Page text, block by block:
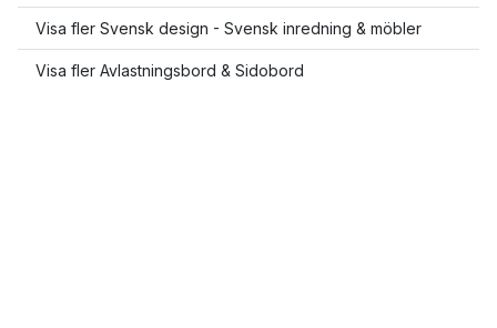
Visa fler Svensk design - Svensk inredning & möbler
Visa fler Avlastningsbord & Sidobord